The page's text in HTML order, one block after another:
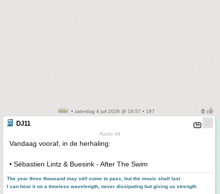
• zaterdag 4 juli 2026 @ 18:57 • 197
DJ11
Radio 49
Vandaag vooraf, in de herhaling:
• Sébastien Lintz & Buesink - After The Swim
The year three thousand may still come to pass, but the music shall last
I can hear it on a timeless wavelength, never dissipating but giving us strength